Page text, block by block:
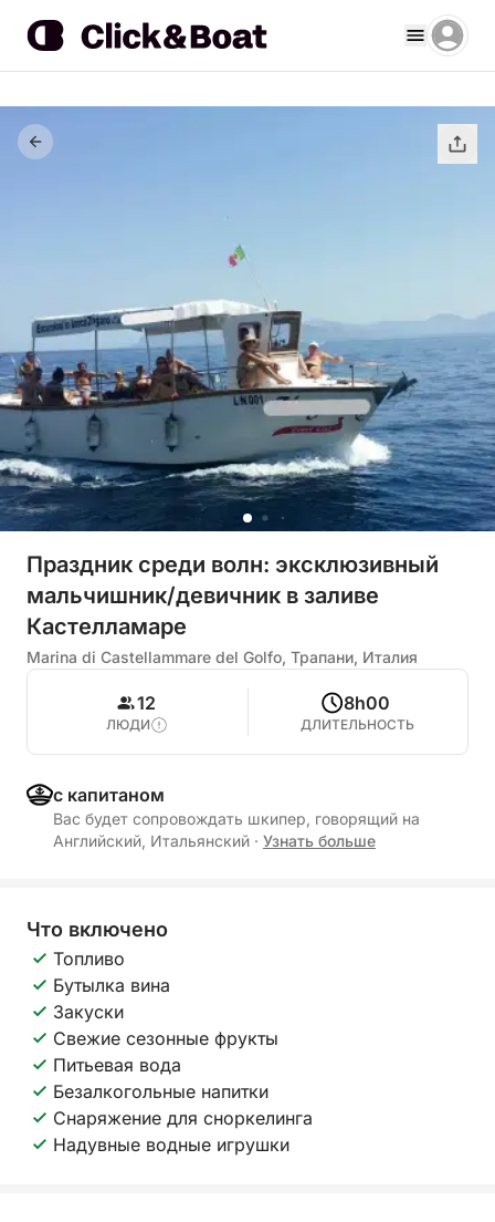
Праздник среди волн: эксклюзивный
мальчишник/девичник в заливе
Кастелламаре
Marina di Castellammare del Golfo, Трапани, Италия
12
ЛЮДИ
8h00
ДЛИТЕЛЬНОСТЬ
с капитаном
Вас будет сопровождать шкипер, говорящий на
Английский, Итальянский · Узнать больше
Что включено
Топливо
Бутылка вина
Закуски
Свежие сезонные фрукты
Питьевая вода
Безалкогольные напитки
Снаряжение для сноркелинга
Надувные водные игрушки